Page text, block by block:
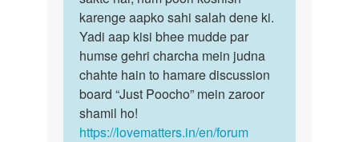
by
अज्ञात
karenge aapko sahi salah dene ki.
Yadi aap kisi bhee mudde par
humse gehri charcha mein judna
chahte hain to hamare discussion
board “Just Poocho” mein zaroor
shamil ho!
https://lovematters.in/en/forum